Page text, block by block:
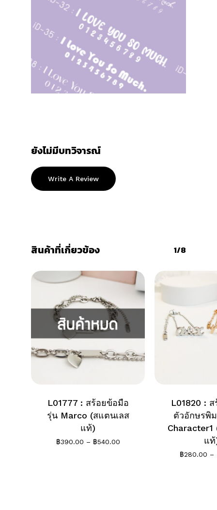
ยังไม่มีบทวิจารณ์
Write A Review
สินค้าที่เกี่ยวข้อง 1/8
L01777 : สร้อยข้อมือ
รุ่น Marco (สแตนเลส
แท้)
฿390.00 – ฿540.00Price
L01820 :
ตัวอักษรพิ
Character1
แ
฿280.00 –